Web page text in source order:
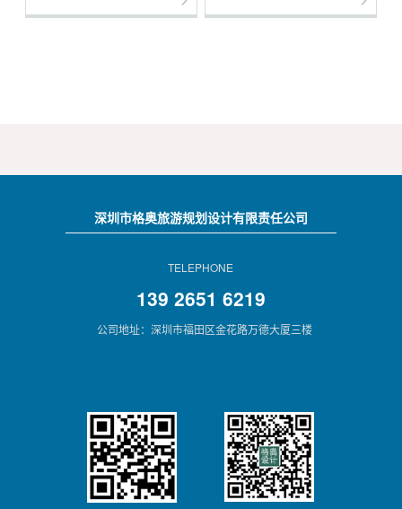
深圳市格奥旅游规划设计有限责任公司
TELEPHONE
139 2651 6219
公司地址：深圳市福田区金花路万德大厦三楼